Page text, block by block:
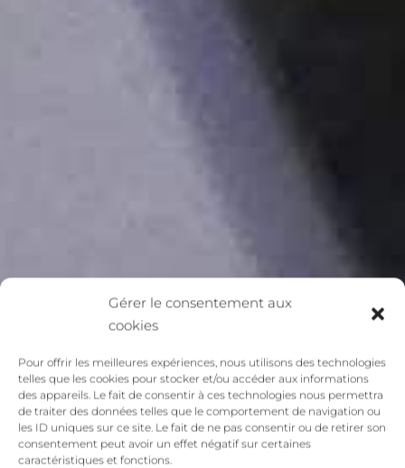
Gérer le consentement aux
cookies
Pour offrir les meilleures expériences, nous utilisons des technologies
telles que les cookies pour stocker et/ou accéder aux informations
des appareils. Le fait de consentir à ces technologies nous permettra
de traiter des données telles que le comportement de navigation ou
les ID uniques sur ce site. Le fait de ne pas consentir ou de retirer son
consentement peut avoir un effet négatif sur certaines
caractéristiques et fonctions.